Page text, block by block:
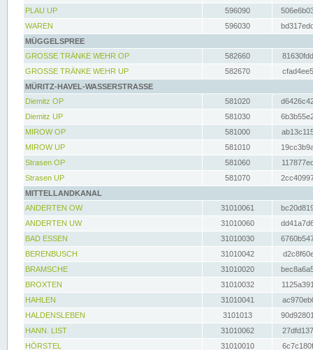
PLAU UP
596090
WAREN
596030
MÜGGELSPREE
GROSSE TRÄNKE WEHR OP
582660
GROSSE TRÄNKE WEHR UP
582670
MÜRITZ-HAVEL-WASSERSTRASSE
Diemitz OP
581020
Diemitz UP
581030
MIROW OP
581000
MIROW UP
581010
Strasen OP
581060
Strasen UP
581070
MITTELLANDKANAL
ANDERTEN OW
31010061
ANDERTEN UW
31010060
BAD ESSEN
31010030
BERENBUSCH
31010042
BRAMSCHE
31010020
BROXTEN
31010032
HAHLEN
31010041
HALDENSLEBEN
3101013
HANN. LIST
31010062
HÖRSTEL
31010010